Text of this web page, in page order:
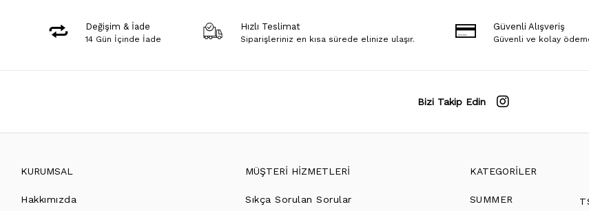
Değişim & İade
14 Gün İçinde İade
Hızlı Teslimat
Siparişleriniz en kısa sürede elinize ulaşır.
Güvenli Alışveriş
Güvenli ve kolay
Bizi Takip Edin
KURUMSAL
Hakkımızda
MÜŞTERİ HİZMETLERİ
Sıkça Sorulan Sorular
KATEGORİLER
SUMMER